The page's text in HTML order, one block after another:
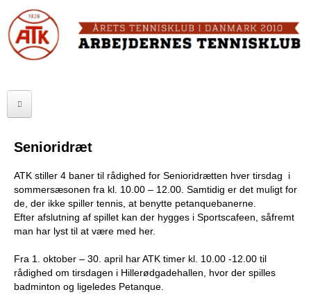
to
main
b
d
FORSIDE
JUNIOR
MOTIONISTER
RANGLISTER
Senioridræt
ATK stiller 4 baner til rådighed for Senioridrætten hver tirsdag i
sommersæsonen fra kl. 10.00 – 12.00. Samtidig er det muligt for
de, der ikke spiller tennis, at benytte petanquebanerne.
Efter afslutning af spillet kan der hygges i Sportscafeen, såfremt
man har lyst til at være med her.
Fra 1. oktober – 30. april har ATK timer kl. 10.00 -12.00 til
rådighed om tirsdagen i Hillerødgadehallen, hvor der spilles
badminton og ligeledes Petanque.